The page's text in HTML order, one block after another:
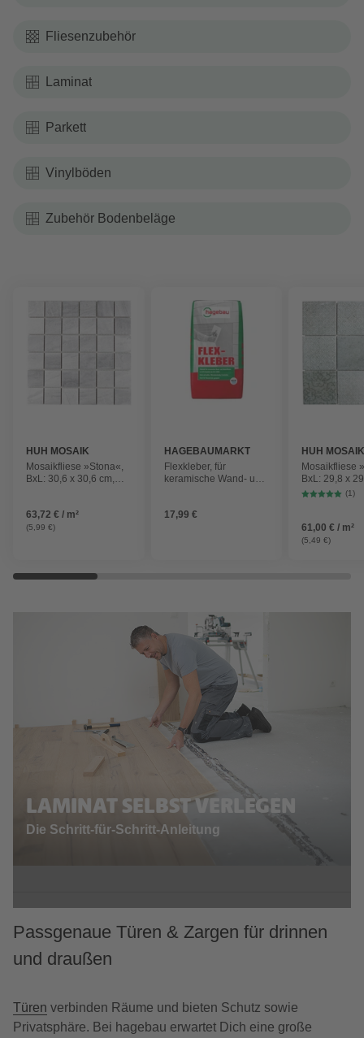
Fliesenzubehör
Laminat
Parkett
Vinylböden
Zubehör Bodenbeläge
HUH MOSAIK
Mosaikfliese »Stona«,
BxL: 30,6 x 30,6 cm,
63,72 € / m²
(5,99 €)
HAGEBAUMARKT
Flexkleber, für
keramische Wand- und
17,99 €
HUH
Mosaikfliese
BxL: 29,8 x
Wandbelag/
(1)
61,00 € / m²
(5,49 €)
LAMINAT SELBST VERLEGEN
Die Schritt-für-Schritt-Anleitung
Passgenaue Türen & Zargen für drinnen
und draußen
Türen verbinden Räume und bieten Schutz sowie
Privatsphäre. Bei hagebau erwartet Dich eine große